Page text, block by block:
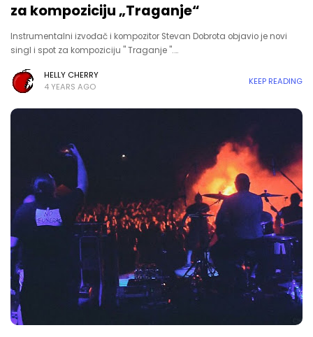
za kompoziciju „Traganje“
Instrumentalni izvođač i kompozitor Stevan Dobrota objavio je novi
singl i spot za kompoziciju " Traganje ".…
HELLY CHERRY
4 YEARS AGO
KEEP READING